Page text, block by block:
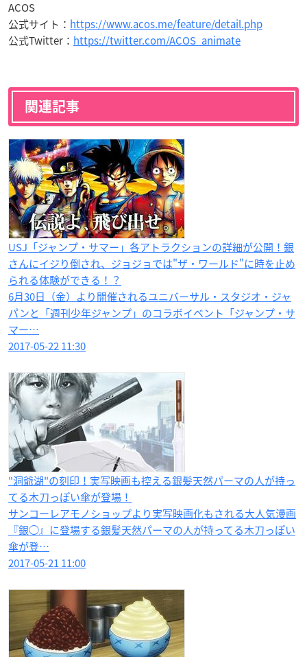
ACOS
公式サイト： https://www.acos.me/feature/detail.php
公式Twitter： https://twitter.com/ACOS_animate
関連記事
USJ「ジャンプ・サマー」各アトラクションの詳細が公開！銀
さんにイジり倒され、ジョジョでは"ザ・ワールド"に時を止め
られる体験ができる！？
6月30日（金）より開催されるユニバーサル・スタジオ・ジャ
パンと「週刊少年ジャンプ」のコラボイベント「ジャンプ・サ
マー…
2017-05-22 11:30
"洞爺湖"の刻印！実写映画も控える銀髪天然パーマの人が持っ
てる木刀っぽい傘が登場！
サンコーレアモノショップより実写映画化もされる大人気漫画
『銀◯』に登場する銀髪天然パーマの人が持ってる木刀っぽい
傘が登…
2017-05-21 11:00